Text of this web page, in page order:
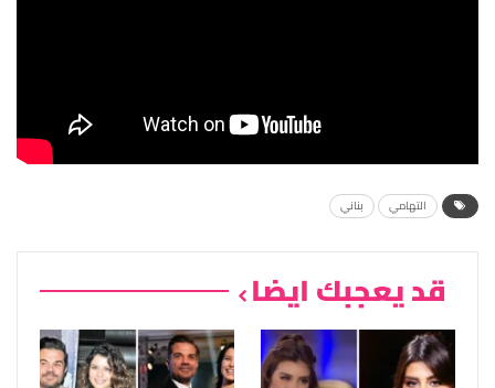
التهامي بناني
قد يعجبك ايضا